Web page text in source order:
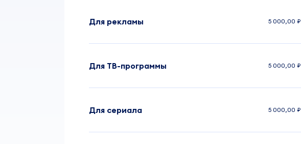
Для рекламы 5 000,00 ₽
Для ТВ-программы 5 000,00 ₽
Для сериала 5 000,00 ₽